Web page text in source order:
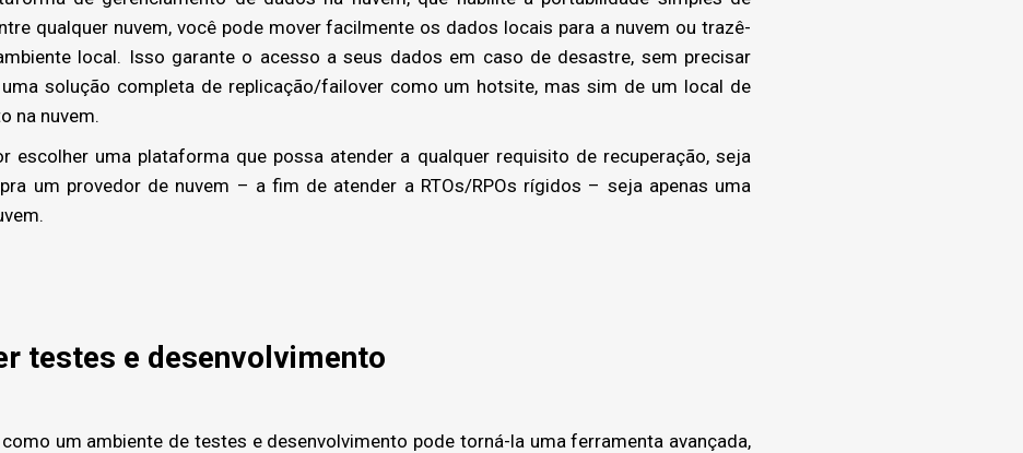
qualquer nuvem, você pode mover facilmente os dados locais para a nuvem ou trazê-
local. Isso garante o acesso a seus dados em caso de desastre, sem precisar
solução completa de replicação/failover como um hotsite, mas sim de um local de
na nuvem.
escolher uma plataforma que possa atender a qualquer requisito de recuperação, seja
um provedor de nuvem – a fim de atender a RTOs/RPOs rígidos – seja apenas uma
testes e desenvolvimento
um ambiente de testes e desenvolvimento pode torná-la uma ferramenta avançada,